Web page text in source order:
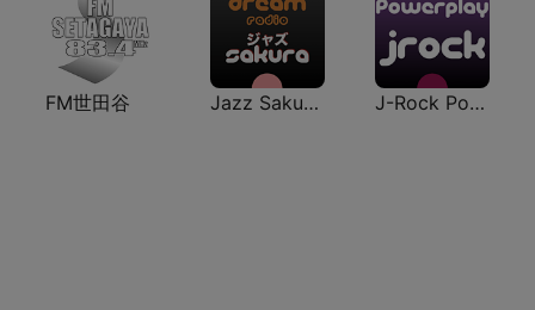
FM世田谷 Jazz Sakura - asia DREAM radio J-Rock Powerplay